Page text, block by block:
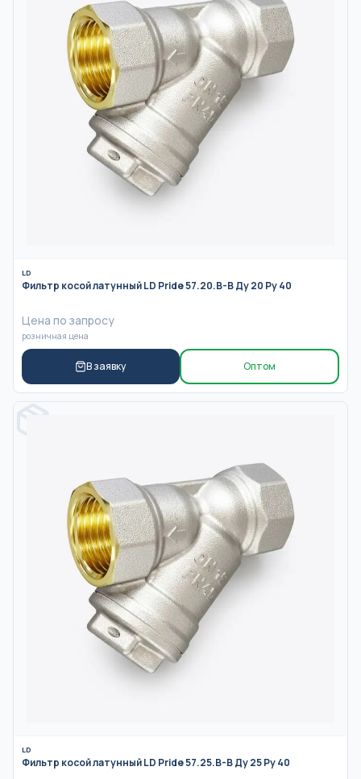
LD
Фильтр косой латунный LD Pride 57.20.В-В Ду 20 Ру 40
Цена по запросу
розничная цена
В заявку Оптом
LD
Фильтр косой латунный LD Pride 57.25.В-В Ду 25 Ру 40